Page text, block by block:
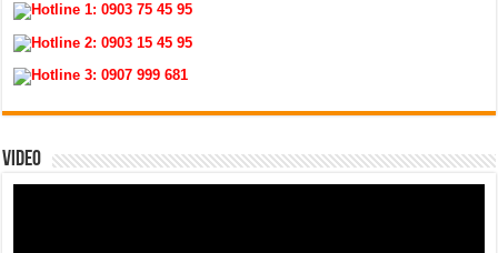
Hotline 1:0903 75 45 95
Hotline 2:0903 15 45 95
Hotline 3:0907 999 681
VIDEO